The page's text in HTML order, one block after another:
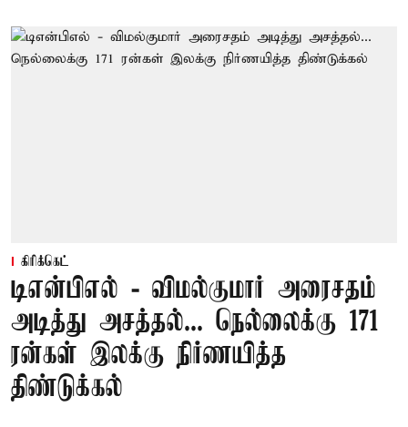
கிரிக்கெட்
டிஎன்பிஎல் - விமல்குமார் அரைசதம்
அடித்து அசத்தல்... நெல்லைக்கு 171
ரன்கள் இலக்கு நிர்ணயித்த
திண்டுக்கல்